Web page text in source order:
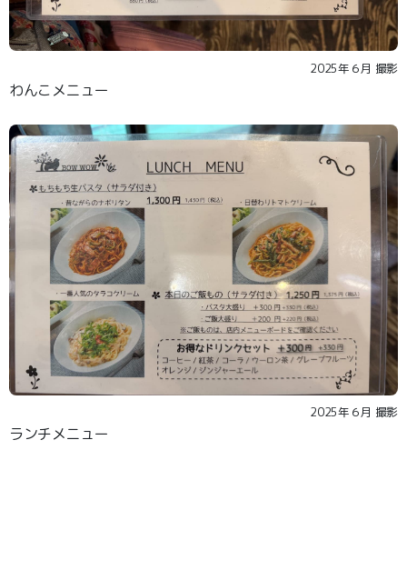
2025年６月 撮影
わんこメニュー
2025年６月 撮影
ランチメニュー